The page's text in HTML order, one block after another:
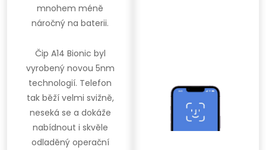
mnohem méně
náročný na baterii.
Čip A14 Bionic byl
vyrobený novou 5nm
technologií. Telefon
tak běží velmi svižně,
neseká se a dokáže
nabídnout i skvěle
odladěný operační